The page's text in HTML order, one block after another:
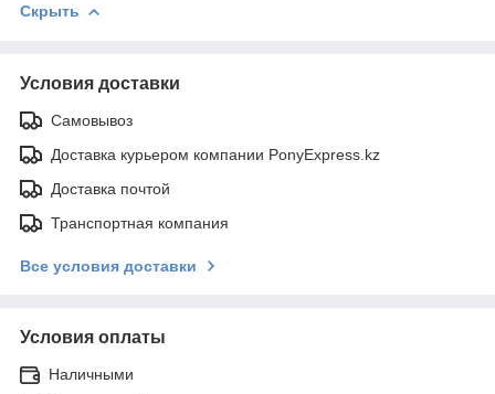
Скрыть
Условия доставки
Самовывоз
Доставка курьером компании PonyExpress.kz
Доставка почтой
Транспортная компания
Все условия доставки
Условия оплаты
Наличными